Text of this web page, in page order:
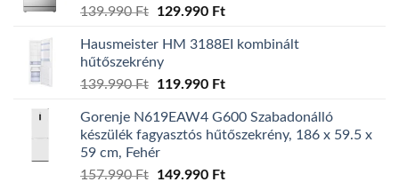
139.990Ft
Original
was:
139.990 Ft.
129.990 FtCurrent
is:
Hausmeister HM 3188EI kombinált
hűtőszekrény
139.990Ft
Original
was:
139.990 Ft.
119.990 FtCurrent
is:
119.990 Ft.
Gorenje N619EAW4 G600 Szabadonálló
készülék fagyasztós hűtőszekrény, 186 x 59.5 x
59 cm, Fehér
157.990Ft
Original
149.990 FtCurrent